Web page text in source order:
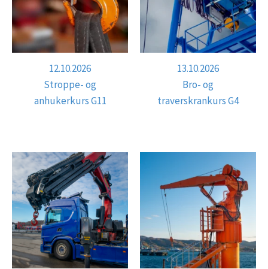
12.10.2026
Stroppe- og
anhukerkurs G11
13.10.2026
Bro- og
traverskrankurs G4